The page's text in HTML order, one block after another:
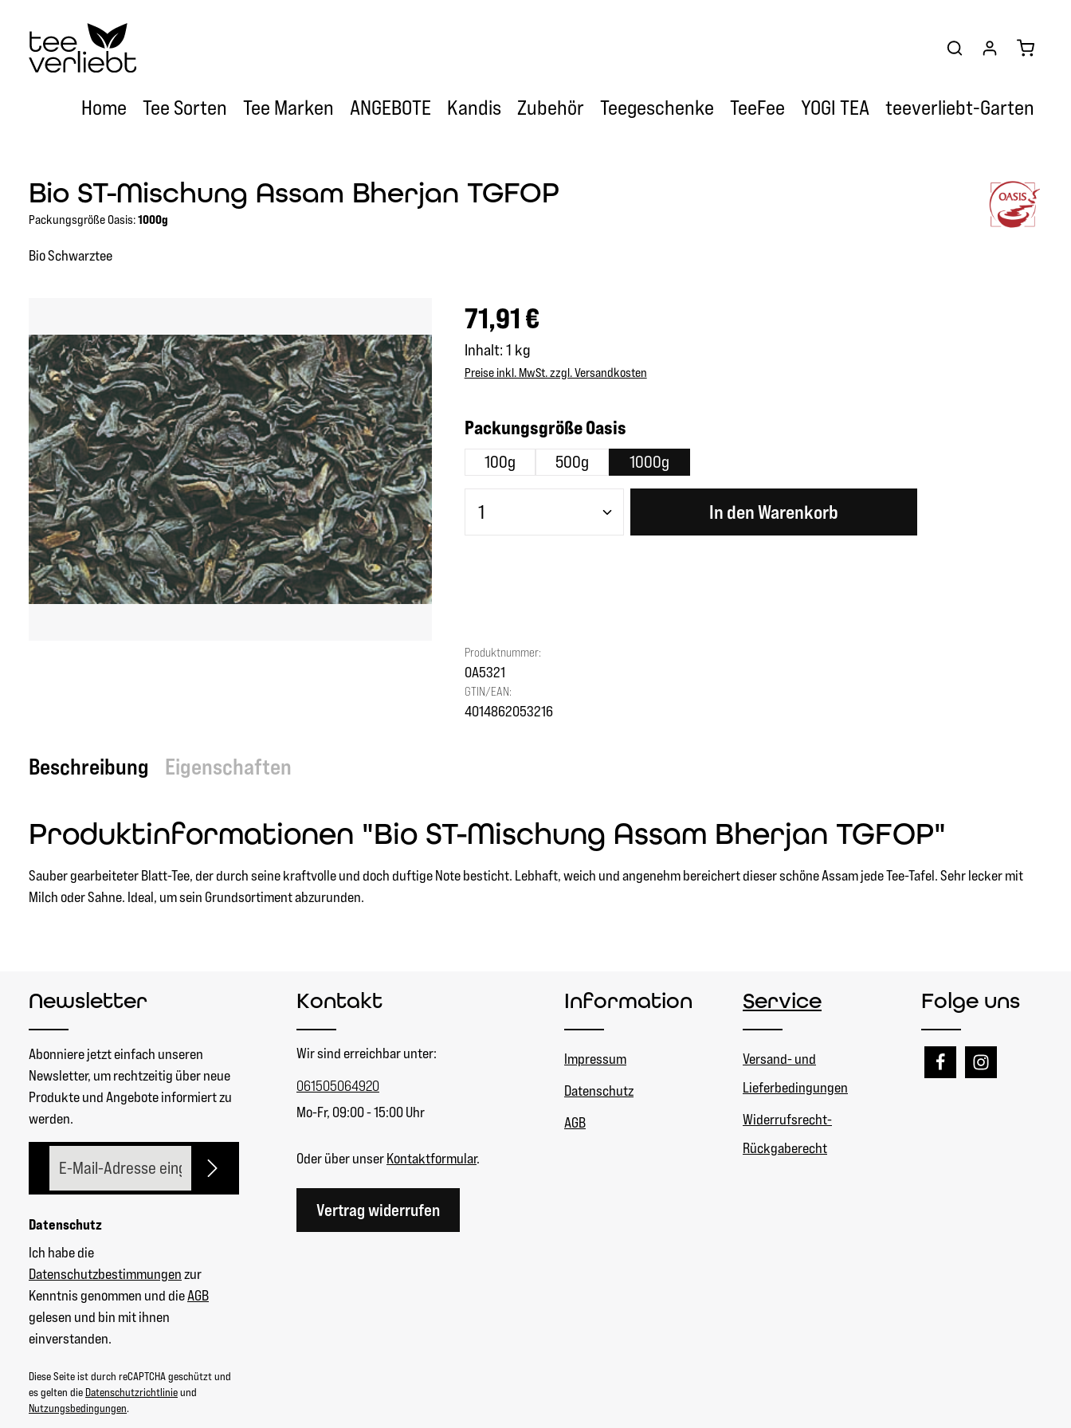
Hauptinhalt springen
Zur Hauptnavigation springen
Home Tee Sorten Tee Marken ANGEBOTE Kandis Zubehör Teegeschenke TeeFee YOGI TEA teeverliebt-Garten
Bio ST-Mischung Assam Bherjan TGFOP
Packungsgröße Oasis:1000g
Bio Schwarztee
Regulärer Preis:
71,91 €
Inhalt: 1 kg
Preise inkl. MwSt. zzgl. Versandkosten
Packungsgröße Oasisauswählen
100g 500g 1000g
Produkt Anzahl: Gib den gewünschten Wert ein oder benutze die Schaltflächen
In den Warenkorb
Produktnummer:
OA5321
GTIN/EAN:
4014862053216
Beschreibung Eigenschaften
Produktinformationen "Bio ST-Mischung Assam Bherjan TGFOP"
Sauber gearbeiteter Blatt-Tee, der durch seine kraftvolle und doch duftige Note besticht. Lebhaft, weich und angenehm bereichert dieser schöne Assam jede Tee-Tafel. Sehr lecker mit
Milch oder Sahne. Ideal, um sein Grundsortiment abzurunden.
Newsletter
Abonniere jetzt einfach unseren
Newsletter, um rechtzeitig über neue
Produkte und Angebote informiert zu
werden.
Datenschutz
Ich habe die
Datenschutzbestimmungenzur
Kenntnis genommen und dieAGB
gelesen und bin mit ihnen
einverstanden.
Diese Seite ist durch reCAPTCHA geschützt und
es gelten die Datenschutzrichtlinieund
Nutzungsbedingungen.
Kontakt
Wir sind erreichbar unter:
061505064920
Mo-Fr, 09:00 - 15:00 Uhr
Oder über unserKontaktformular.
Vertrag widerrufen
Information
Impressum
Datenschutz
AGB
Service
Versand- und
Lieferbedingungen
Widerrufsrecht-
Rückgaberecht
Folge uns